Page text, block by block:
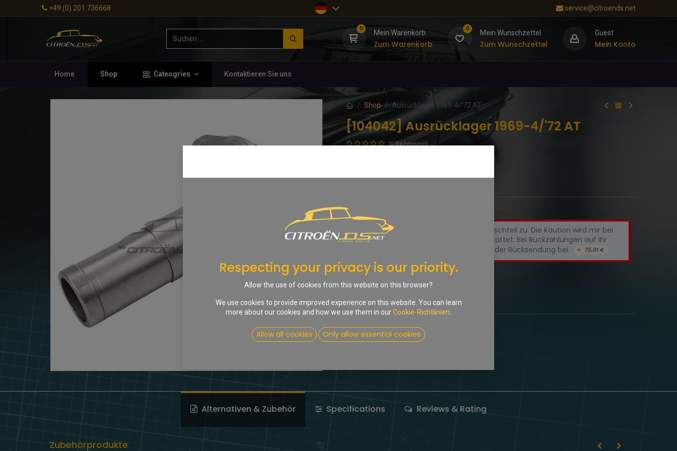
+49 (0) 201 736668 service@citroends.net
0
Mein Warenkorb
Zum Warenkorb
0
Mein Wunschzettel
Zum Wunschzettel
Guest
Mein Konto
Home Shop Cateogries Kontaktieren Sie uns
Shop Ausrücklager 1969-4/'72 AT
[104042] Ausrücklager 1969-4/'72 AT
(0 Rezension)
92,56€
Kaution
Ja, ich sende das gebrauchte Austauschteil zu. Die Kaution wird mir bei
Eingang meines Gebrauchtteils erstattet. Bei Rückzahlungen auf Ihr
Bankkonto, fügen Sie bitte IBAN+BIC der Rücksendung bei.
+ 75,01€
Compare
Auf die Wunschliste
Kontaktieren Sie uns
Share :
Terms and Conditions
Alternativen & Zubehör Specifications Reviews & Rating
Zubehörprodukte
Respecting your privacy is our priority.
Allow the use of cookies from this website on this browser?
We use cookies to provide improved experience on this website. You can learn
more about our cookies and how we use them in ourCookie-Richtlinien
Allow all cookies Only allow essential cookies